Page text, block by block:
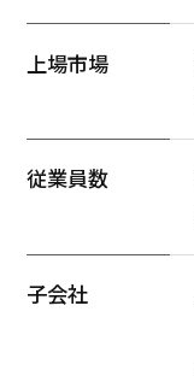
上場市場
従業員数
子会社